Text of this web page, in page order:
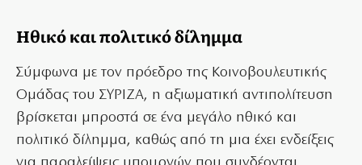
Hθικό και πολιτικό δίλημμα
Σύμφωνα με τον πρόεδρο της Κοινοβουλευτικής
Ομάδας του ΣΥΡΙΖΑ, η αξιωματική αντιπολίτευση
βρίσκεται μπροστά σε ένα μεγάλο ηθικό και
πολιτικό δίλημμα, καθώς από τη μια έχει ενδείξεις